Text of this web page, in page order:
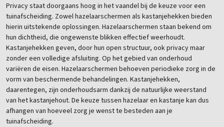
Privacy staat doorgaans hoog in het vaandel bij de keuze voor een
tuinafscheiding. Zowel hazelaarschermen als kastanjehekken bieden
hierin uitstekende oplossingen. Hazelaarschermen staan bekend om
hun dichtheid, die ongewenste blikken effectief weerhoudt.
Kastanjehekken geven, door hun open structuur, ook privacy maar
zonder een volledige afsluiting. Op het gebied van onderhoud
variëren de eisen. Hazelaarschermen behoeven periodieke zorg in de
vorm van beschermende behandelingen. Kastanjehekken,
daarentegen, zijn onderhoudsarm dankzij de natuurlijke weerstand
van het kastanjehout. De keuze tussen hazelaar en kastanje kan dus
afhangen van hoeveel zorg je wenst te besteden aan je
tuinafscheiding.